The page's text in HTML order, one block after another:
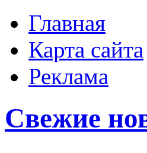
Главная
Карта сайта
Реклама
Свежие